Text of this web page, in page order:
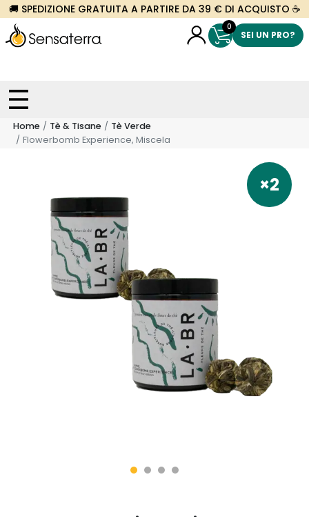
🚚 SPEDIZIONE GRATUITA A PARTIRE DA 39 € DI ACQUISTO ☕
0
SEI UN PRO?
Home Tè & Tisane
Tè Verde
Flowerbomb Experience, Miscela
×2